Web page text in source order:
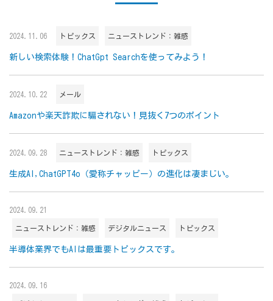
2024.11.06 トピックス ニューストレンド：雑感
新しい検索体験！ChatGpt Searchを使ってみよう！
2024.10.22 メール
Amazonや楽天詐欺に騙されない！見抜く7つのポイント
2024.09.28 ニューストレンド：雑感 トピックス
生成AI,ChatGPT4o（愛称チャッピー）の進化は凄まじい。
2024.09.21
ニューストレンド：雑感 デジタルニュース トピックス
半導体業界でもAIは最重要トピックスです。
2024.09.16